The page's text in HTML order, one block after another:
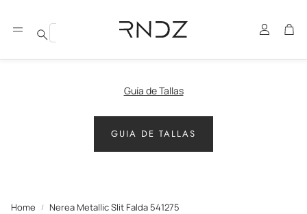
Search
Account
Guía de Tallas
GUIA DE TALLAS
Home Nerea Metallic Slit Falda 541275